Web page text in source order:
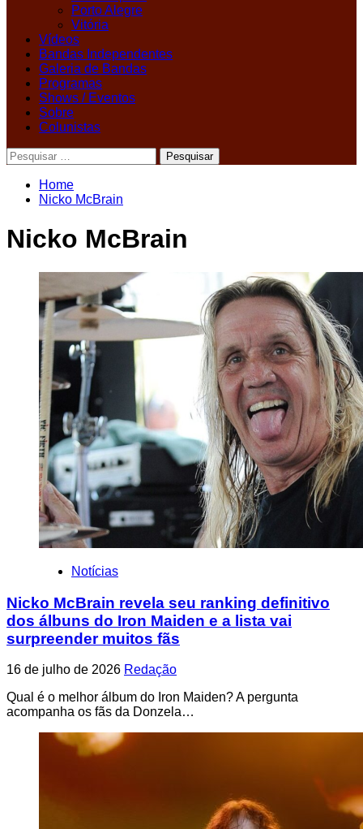
Porto Alegre
Vitória
Vídeos
Bandas Independentes
Galeria de Bandas
Programas
Shows / Eventos
Sobre
Colunistas
Pesquisar
por:
Home
Nicko McBrain
Nicko McBrain
Notícias
Nicko McBrain revela seu ranking definitivo
dos álbuns do Iron Maiden e a lista vai
surpreender muitos fãs
16 de julho de 2026 Redação
Qual é o melhor álbum do Iron Maiden? A pergunta
acompanha os fãs da Donzela…